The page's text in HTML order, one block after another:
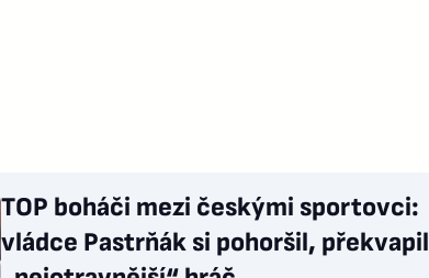
TOP boháči mezi českými sportovci:
vládce Pastrňák si pohoršil, překvapil